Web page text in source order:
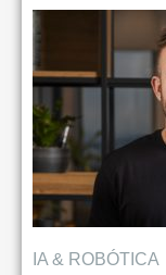
IA & ROBÓTICA